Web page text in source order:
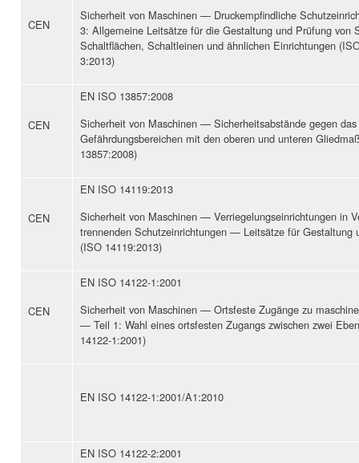
CEN
Sicherheit von Maschinen — Druckempfindliche
3: Allgemeine Leitsätze für die Gestaltung und Prüfung von
Schaltflächen, Schaltleinen und ähnlichen Einrichtungen
3:2013)
CEN
EN ISO 13857:2008
Sicherheit von Maschinen — Sicherheitsabstände gegen
Gefährdungsbereichen mit den oberen und unteren
13857:2008)
CEN
EN ISO 14119:2013
Sicherheit von Maschinen — Verriegelungseinrichtungen in
trennenden Schutzeinrichtungen — Leitsätze für Gestaltung
(ISO 14119:2013)
CEN
EN ISO 14122-1:2001
Sicherheit von Maschinen — Ortsfeste Zugänge zu
— Teil 1: Wahl eines ortsfesten Zugangs zwischen zwei
14122-1:2001)
EN ISO 14122-1:2001/A1:2010
EN ISO 14122-2:2001